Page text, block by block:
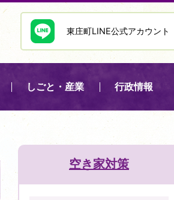
東庄町LINE公式アカウント
しごと・産業 行政情報
空き家対策